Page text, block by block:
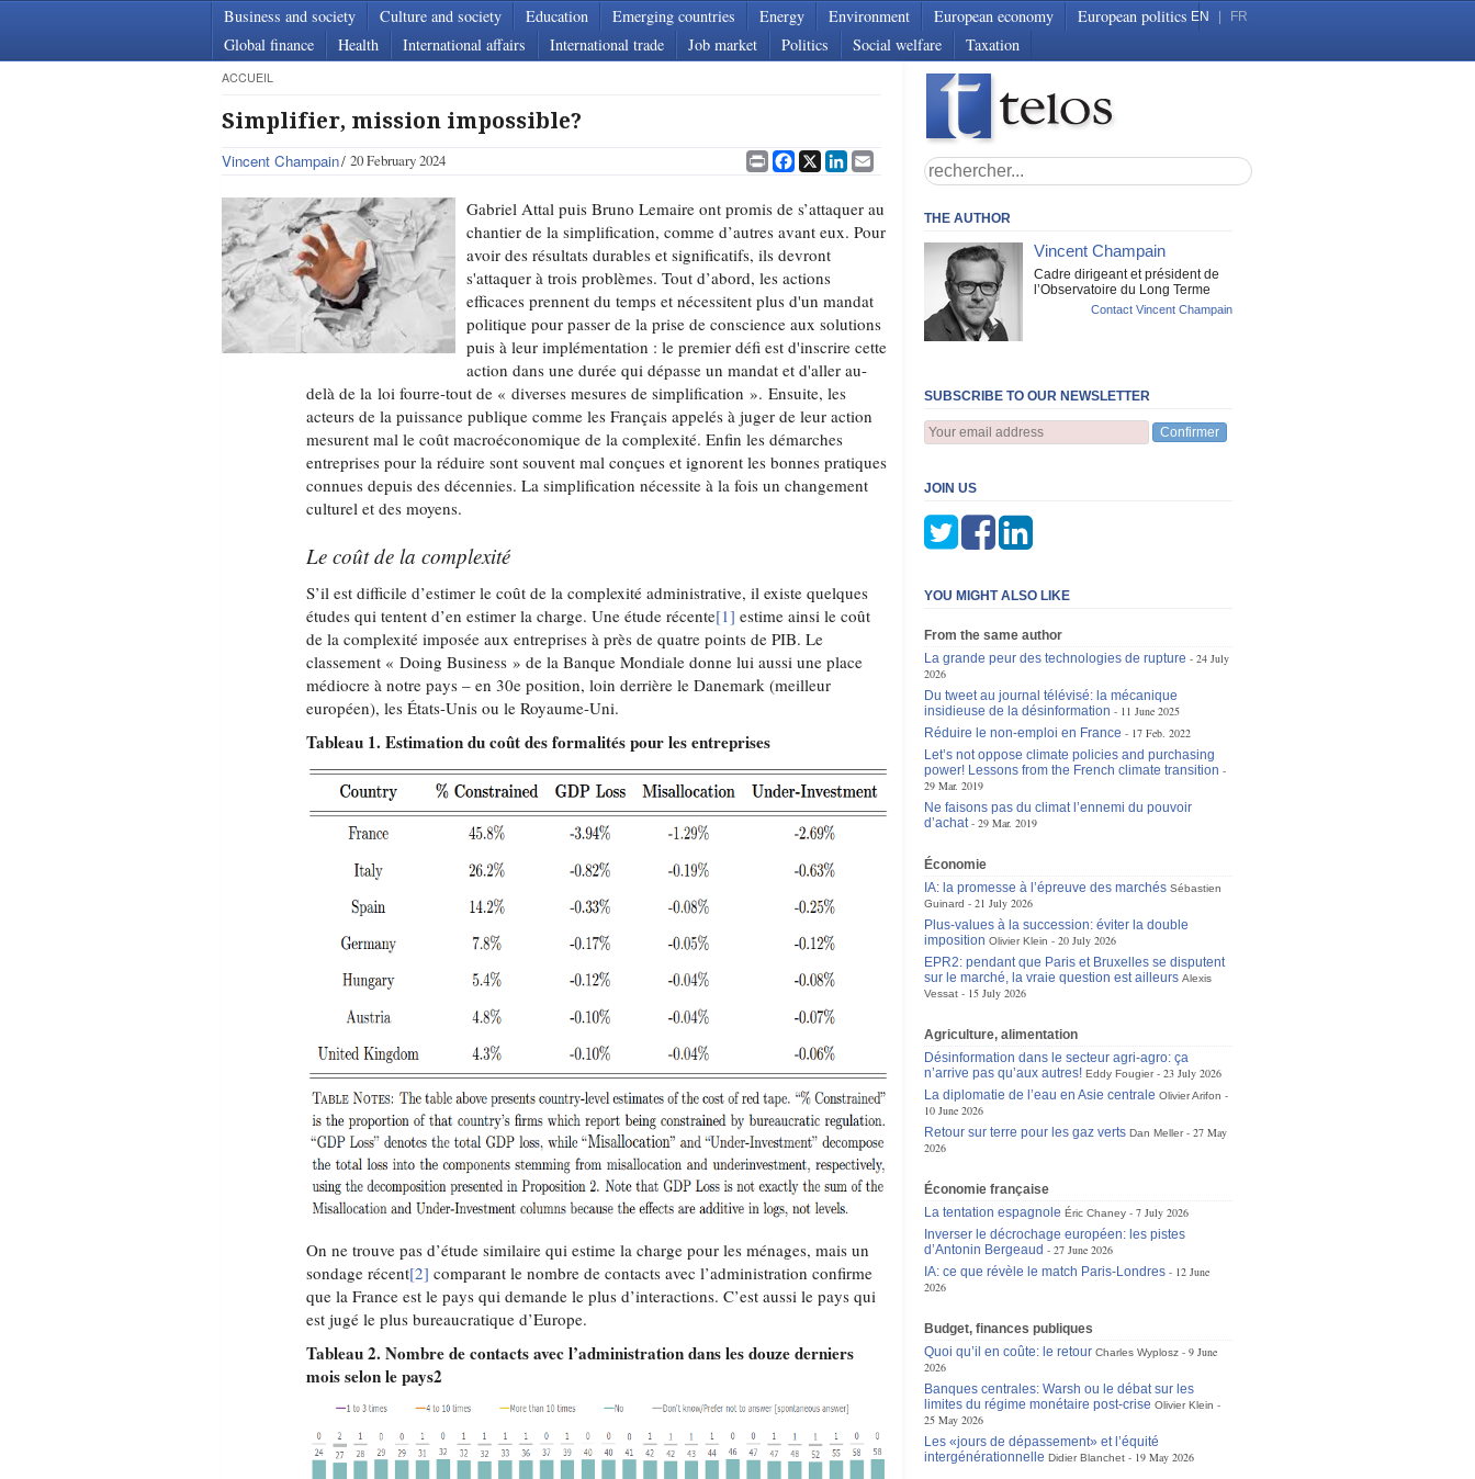
Business and society Culture and society Education Emerging countries Energy Environment European economy
European politics
Global finance
Health International affairs International trade Job market Politics Social welfare Taxation
EN FR
ACCUEIL
Simplifier, mission impossible?
Vincent Champain 20 February 2024 PrintFacebook
X LinkedIn
Email
Gabriel Attal puis Bruno Lemaire ont promis de s’attaquer au
chantier de la simplification, comme d’autres avant eux. Pour
avoir des résultats durables et significatifs, ils devront
s'attaquer à trois problèmes. Tout d’abord, les actions
efficaces prennent du temps et nécessitent plus d'un mandat
politique pour passer de la prise de conscience aux solutions
puis à leur implémentation : le premier défi est d'inscrire cette
action dans une durée qui dépasse un mandat et d'aller au-
delà de la loi fourre-tout de « diverses mesures de simplification ». Ensuite, les
acteurs de la puissance publique comme les Français appelés à juger de leur action
mesurent mal le coût macroéconomique de la complexité. Enfin les démarches
entreprises pour la réduire sont souvent mal conçues et ignorent les bonnes pratiques
connues depuis des décennies. La simplification nécessite à la fois un changement
culturel et des moyens.
Le coût de la complexité
S’il est difficile d’estimer le coût de la complexité administrative, il existe quelques
études qui tentent d’en estimer la charge. Une étude récente[1] estime ainsi le coût
de la complexité imposée aux entreprises à près de quatre points de PIB. Le
classement « Doing Business » de la Banque Mondiale donne lui aussi une place
médiocre à notre pays – en 30e position, loin derrière le Danemark (meilleur
européen), les États-Unis ou le Royaume-Uni.
Tableau 1. Estimation du coût des formalités pour les entreprises
On ne trouve pas d’étude similaire qui estime la charge pour les ménages, mais un
sondage récent[2] comparant le nombre de contacts avec l’administration confirme
que la France est le pays qui demande le plus d’interactions. C’est aussi le pays qui
est jugé le plus bureaucratique d’Europe.
Tableau 2. Nombre de contacts avec l’administration dans les douze derniers
mois selon le pays2
THE AUTHOR
Vincent Champain
Cadre dirigeant et président de
l’Observatoire du Long Terme
Contact Vincent Champain
SUBSCRIBE TO OUR NEWSLETTER
Confirmer
JOIN US
YOU MIGHT ALSO LIKE
From the same author
La grande peur des technologies de rupture
24 July
2026
Du tweet au journal télévisé: la mécanique
insidieuse de la désinformation
11 June 2025
Réduire le non-emploi en France
17 Feb. 2022
Let’s not oppose climate policies and purchasing
power! Lessons from the French climate transition
29 Mar. 2019
Ne faisons pas du climat l’ennemi du pouvoir
d’achat
29 Mar. 2019
Économie
IA: la promesse à l’épreuve des marchés Sébastien
Guinard
21 July 2026
Plus-values à la succession: éviter la double
imposition Olivier Klein
20 July 2026
EPR2: pendant que Paris et Bruxelles se disputent
sur le marché, la vraie question est ailleurs Alexis
Vessat
15 July 2026
Agriculture, alimentation
Désinformation dans le secteur agri-agro: ça
n’arrive pas qu’aux autres! Eddy Fougier
23 July 2026
La diplomatie de l’eau en Asie centrale Olivier Arifon
10 June 2026
Retour sur terre pour les gaz verts Dan Meller
27 May
2026
Économie française
La tentation espagnole Éric Chaney
7 July 2026
Inverser le décrochage européen: les pistes
d’Antonin Bergeaud
27 June 2026
IA: ce que révèle le match Paris-Londres
12 June
2026
Budget, finances publiques
Quoi qu’il en coûte: le retour Charles Wyplosz
9 June
2026
Banques centrales: Warsh ou le débat sur les
limites du régime monétaire post-crise Olivier Klein
25 May 2026
Les «jours de dépassement» et l’équité
intergénérationnelle Didier Blanchet 19 May 2026